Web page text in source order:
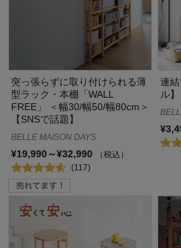
突っ張らずに取り付けられる薄
型ラック・本棚「WALL
FREE」 ＜幅30/幅50/幅80cm＞
【SNSで話題】
BELLE MAISON DAYS
¥19,990～¥32,990
（税込）
(117)
連
ル】